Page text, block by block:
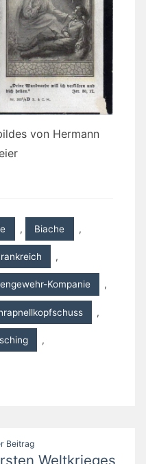
von Hermann
, Biache ,
,
Kompanie ,
,
,
Beitrag
Weltkrieges